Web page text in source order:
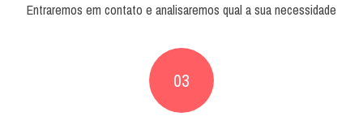
Entraremos em contato e analisaremos qual a sua necessidade
03